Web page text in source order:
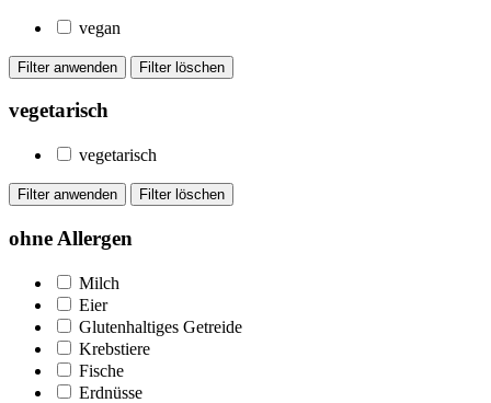
vegan
vegetarisch
vegetarisch
ohne Allergen
Milch
Eier
Glutenhaltiges Getreide
Krebstiere
Fische
Erdnüsse